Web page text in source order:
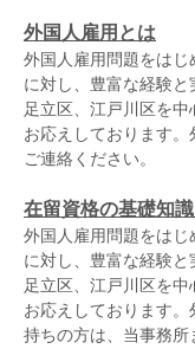
外国人雇用とは
外国人雇用問題をはじ
に対し、豊富な経験と
足立区、江戸川区を
お応えしております
ご連絡ください。
在留資格の基礎知
外国人雇用問題をはじ
に対し、豊富な経験と
足立区、江戸川区を
お応えしております
持ちの方は、当事務所